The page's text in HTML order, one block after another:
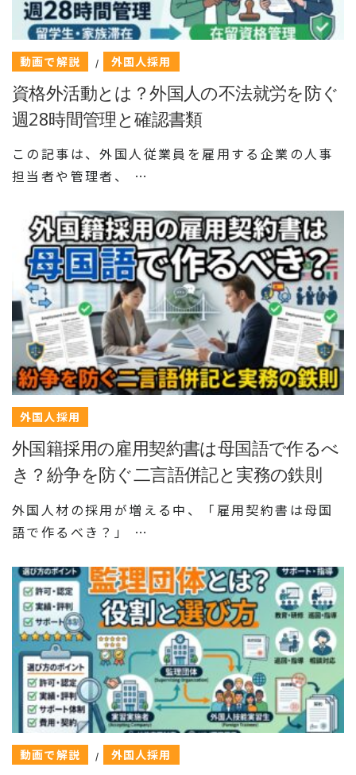
動画で解説 / 外国人採用
資格外活動とは？外国人の不法就労を防ぐ
週28時間管理と確認書類
この記事は、外国人従業員を雇用する企業の人事
担当者や管理者、 …
外国人採用
外国籍採用の雇用契約書は母国語で作るべ
き？紛争を防ぐ二言語併記と実務の鉄則
外国人材の採用が増える中、「雇用契約書は母国
語で作るべき？」 …
動画で解説 / 外国人採用